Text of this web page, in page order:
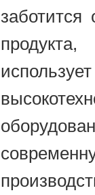
заботится